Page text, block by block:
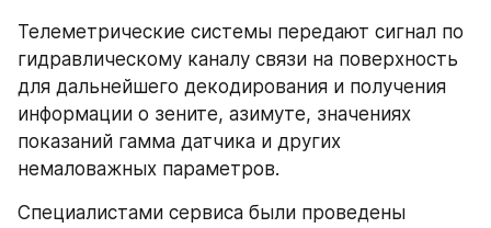
Телеметрические системы передают сигнал по
гидравлическому каналу связи на поверхность
для дальнейшего декодирования и получения
информации о зените, азимуте, значениях
показаний гамма датчика и других
немаловажных параметров.
Специалистами сервиса были проведены